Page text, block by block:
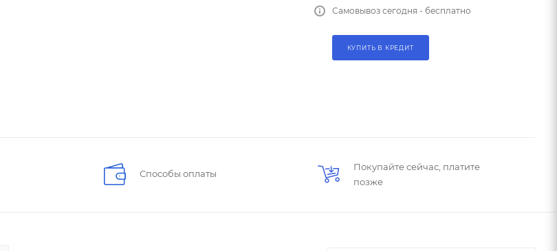
Самовывоз сегодня - бесплатно
КУПИТЬ В КРЕДИТ
Способы оплаты
Покупайте сейчас, платите
позже